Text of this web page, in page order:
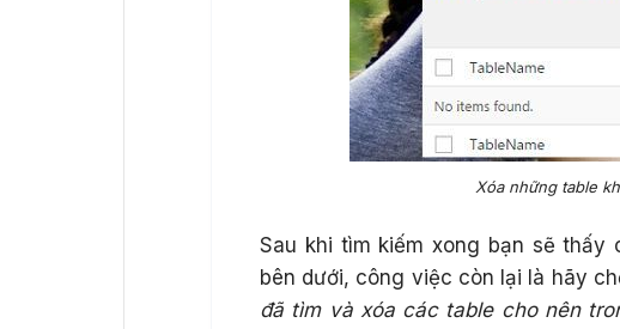
Xóa những table
Sau khi tìm kiếm xong bạn sẽ
bên dưới, công việc còn lại là hãy
đã tìm và xóa các table cho nên